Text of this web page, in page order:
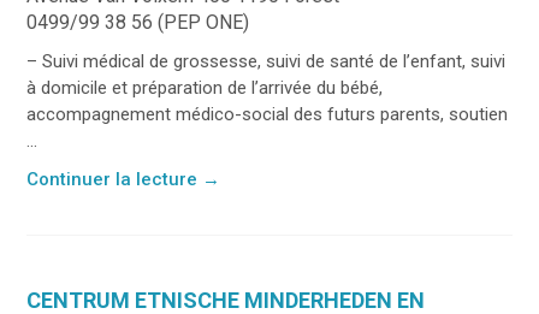
0499/99 38 56 (PEP ONE)
– Suivi médical de grossesse, suivi de santé de l’enfant, suivi
à domicile et préparation de l’arrivée du bébé,
accompagnement médico-social des futurs parents, soutien
...
Continuer la lecture →
CENTRUM ETNISCHE MINDERHEDEN EN